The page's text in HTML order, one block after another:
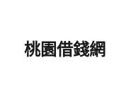
桃園借錢網